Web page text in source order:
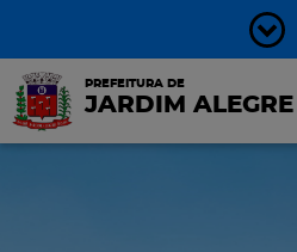
PREFEITURA DE
JARDIM ALEGRE